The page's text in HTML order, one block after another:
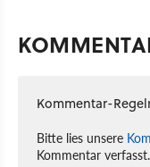
Kommentar-
Bitte lies unsere
Kommentar verfasst.